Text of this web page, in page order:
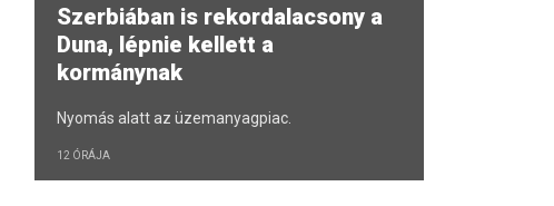
Szerbiában is rekordalacsony a
Duna, lépnie kellett a
kormánynak
Nyomás alatt az üzemanyagpiac.
12 ÓRÁJA